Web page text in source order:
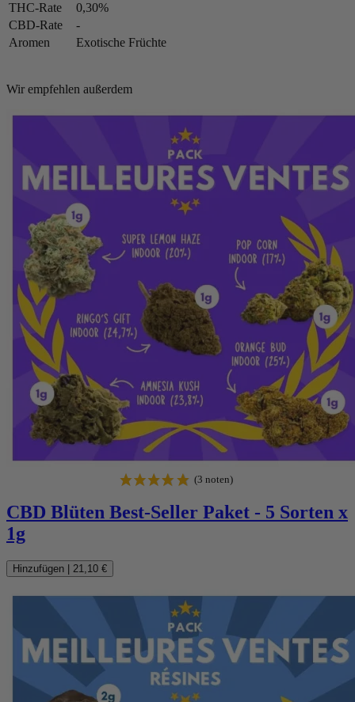
THC-Rate
0,30%
CBD-Rate
-
Aromen
Exotische Früchte
Wir empfehlen außerdem
CBD Blüten Best-Seller Paket - 5 Sorten x
1g
Hinzufügen 21,10 €